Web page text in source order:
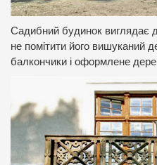
Садибний будинок виглядає
не помітити його вишуканий
балкончики і оформлене